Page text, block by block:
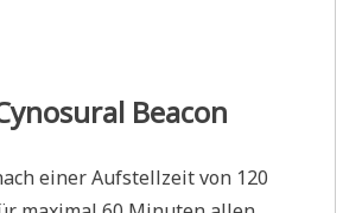
Beacon
einer Aufstellzeit von 120